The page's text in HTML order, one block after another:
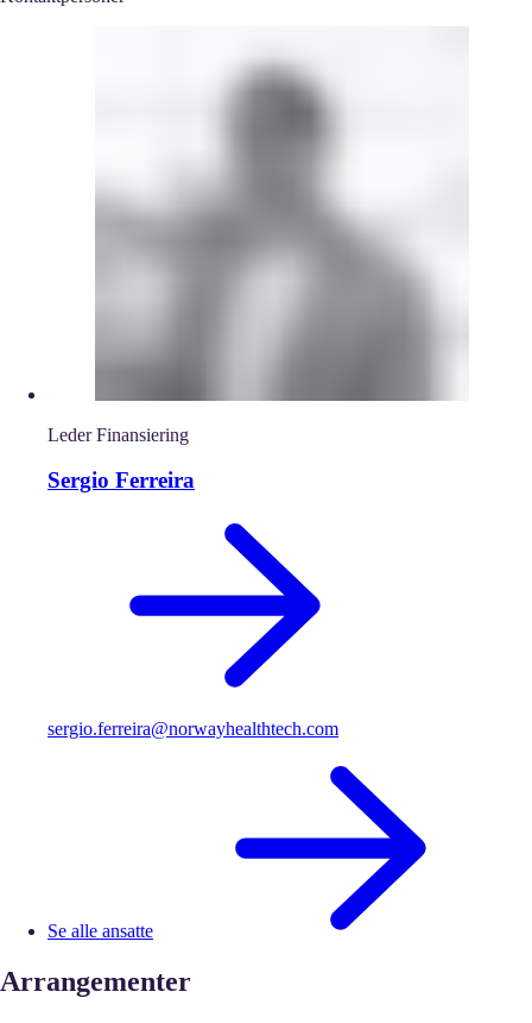
Leder Finansiering
Sergio Ferreira
sergio.ferreira@norwayhealthtech.com
Se alle ansatte
Arrangementer